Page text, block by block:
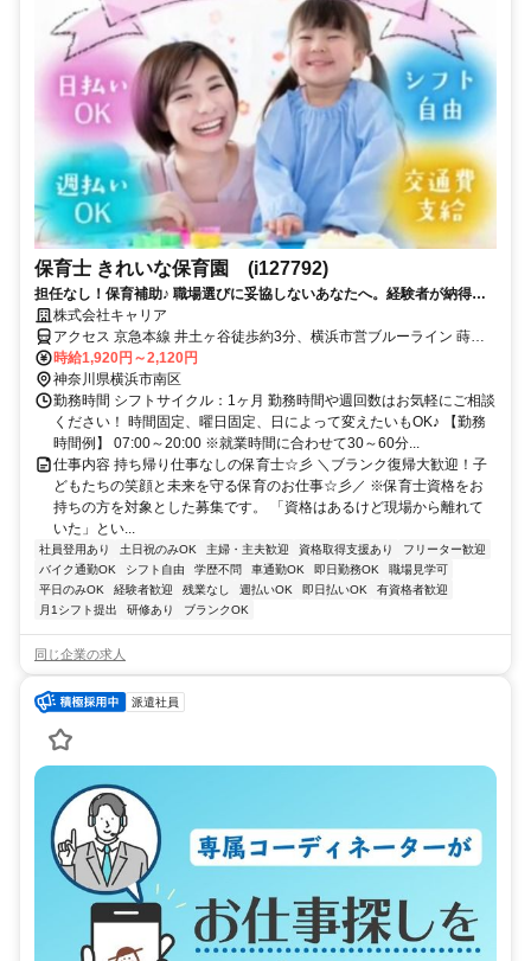
保育士 きれいな保育園 (i127792)
担任なし！保育補助♪ 職場選びに妥協しないあなたへ。経験者が納得す
る“働きやすい”職場≪神奈川県横浜市南区周辺≫
株式会社キャリア
アクセス 京急本線 井土ヶ谷徒歩約3分、横浜市営ブルーライン 蒔田1
番口徒歩約11分、京急本線 南太田徒歩約15分
時給1,920円～2,120円
神奈川県横浜市南区
勤務時間 シフトサイクル：1ヶ月 勤務時間や週回数はお気軽にご相談
ください！ 時間固定、曜日固定、日によって変えたいもOK♪ 【勤務
時間例】 07:00～20:00 ※就業時間に合わせて30～60分...
仕事内容 持ち帰り仕事なしの保育士☆彡 ＼ブランク復帰大歓迎！子
どもたちの笑顔と未来を守る保育のお仕事☆彡／ ※保育士資格をお
持ちの方を対象とした募集です。 「資格はあるけど現場から離れて
いた」とい...
社員登用あり 土日祝のみOK 主婦・主夫歓迎 資格取得支援あり
フリーター歓迎
バイク通勤OK
シフト自由 学歴不問 車通勤OK 即日勤務OK
職場見学可
平日のみOK
経験者歓迎 残業なし 週払いOK 即日払いOK
有資格者歓迎
月1シフト提出
研修あり ブランクOK
同じ企業の求人
派遣社員